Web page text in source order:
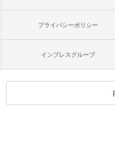
プライバシーポリシー
インプレスグループ